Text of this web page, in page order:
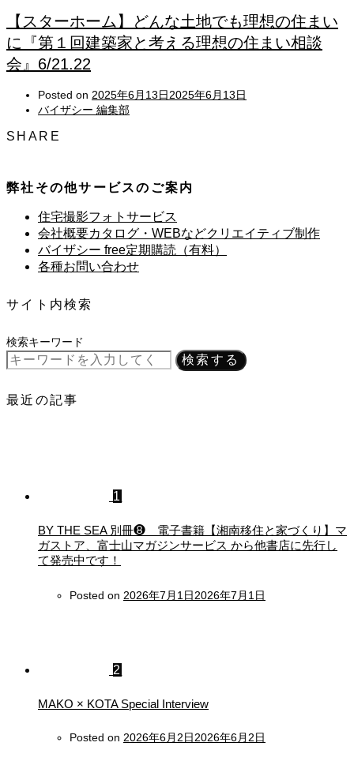
【スターホーム】どんな土地でも理想の住まい
に『第１回建築家と考える理想の住まい相談
会』6/21.22
Posted on 2025年6月13日2025年6月13日
バイザシー 編集部
SHARE
弊社その他サービスのご案内
住宅撮影フォトサービス
会社概要カタログ・WEBなどクリエイティブ制作
バイザシー free定期購読（有料）
各種お問い合わせ
サイト内検索
検索キーワード
検索する
最近の記事
1
BY THE SEA 別冊❽ 電子書籍【湘南移住と家づくり】マ
ガストア、富士山マガジンサービス から他書店に先行し
て発売中です！
Posted on 2026年7月1日2026年7月1日
2
MAKO × KOTA Special Interview
Posted on 2026年6月2日2026年6月2日